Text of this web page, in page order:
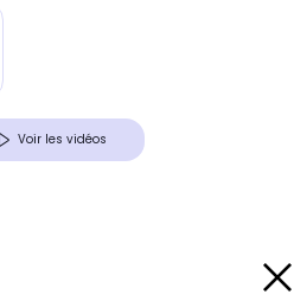
Voir les vidéos